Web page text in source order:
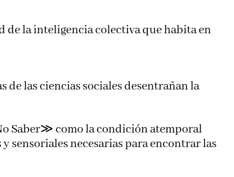
de la inteligencia colectiva que habita en
las ciencias sociales desentrañan la
Saber≫ como la condición atemporal
sensoriales necesarias para encontrar las